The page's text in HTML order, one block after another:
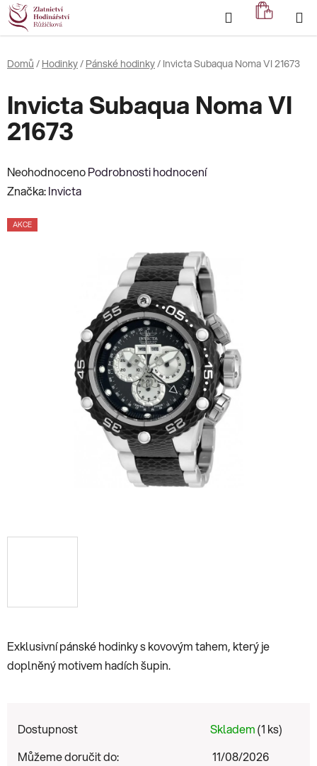
Přejít
na
obsah
Hledat
KOŠÍK
Domů / Hodinky/ Pánské hodinky/ Invicta Subaqua Noma VI 21673
Exklusivní pánské hodinky s kovovým tahem, který je
doplněný motivem hadích šupin.
Dostupnost Skladem(1 ks)
Můžeme doručit do:
11/08/2026
Invicta Subaqua Noma VI
21673
Průměrné
hodnocení
je
NeohodnocenoPodrobnosti hodnocení
Značka:Invicta
AKCE